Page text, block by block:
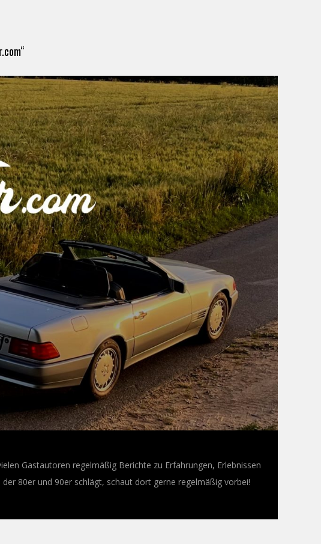
Gastautoren regelmäßig Berichte zu Erfahrungen, Erlebnissen
80er und 90er schlägt, schaut dort gerne regelmäßig vorbei!